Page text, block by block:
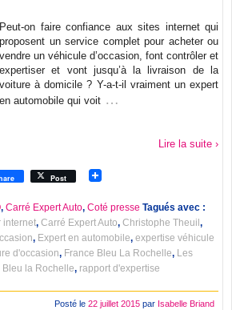
Peut-on faire confiance aux sites internet qui
proposent un service complet pour acheter ou
vendre un véhicule d’occasion, font contrôler et
expertiser et vont jusqu’à la livraison de la
voiture à domicile ? Y-a-t-il vraiment un expert
en automobile qui voit …
Lire la suite ›
Post
, Carré Expert Auto, Coté presse Tagués avec :
internet, Carré Expert Auto, Christophe Theuil,
, Expert en automobile, expertise véhicule
d'occasion, France Bleu La Rochelle, Les
la Rochelle, rapport d'expertise
Posté le 22 juillet 2015 par Isabelle Briand